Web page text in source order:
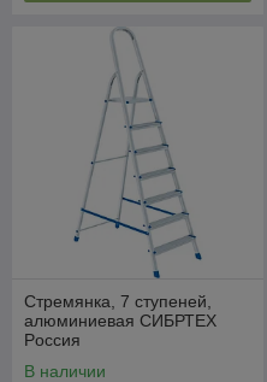
Стремянка, 7 ступеней,
алюминиевая СИБРТЕХ
Pоссия
В наличии